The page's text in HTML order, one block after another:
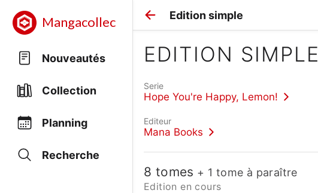
Mangacollec
Nouveautés
Collection
Planning
Recherche
Edition simple
EDITION SIMPLE
Serie
Hope You're Happy, Lemon!
Editeur
Mana Books
8 tomes + 1 tome à paraître
Edition en cours